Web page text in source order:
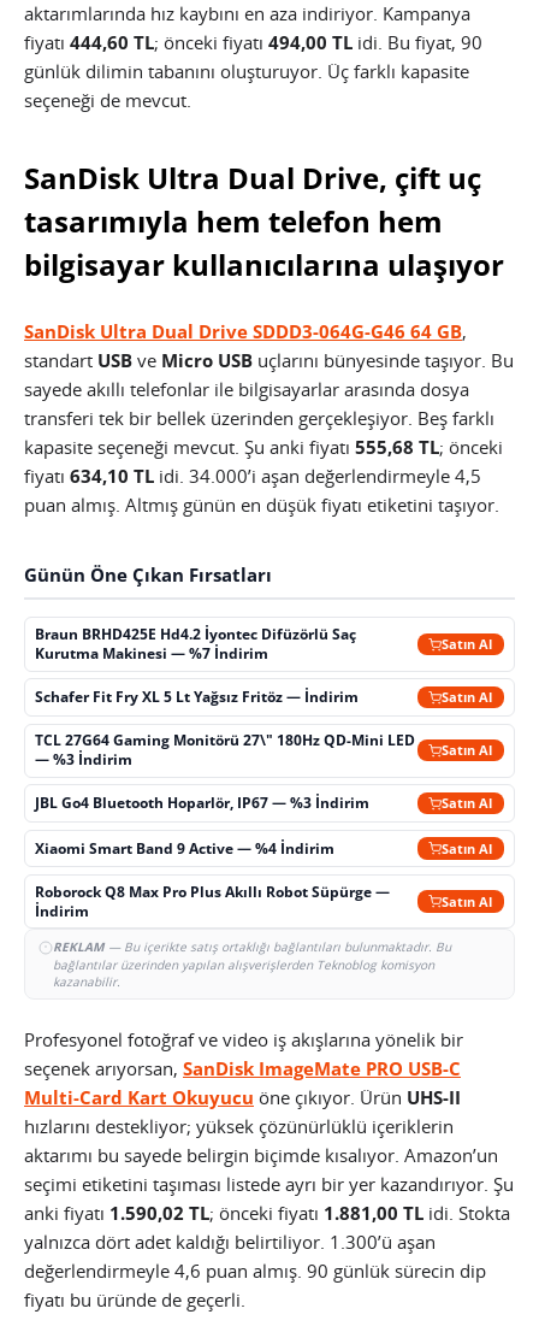
aktarımlarında hız kaybını en aza indiriyor. Kampanya
fiyatı 444,60 TL; önceki fiyatı 494,00 TL idi. Bu fiyat, 90
günlük dilimin tabanını oluşturuyor. Üç farklı kapasite
seçeneği de mevcut.
SanDisk Ultra Dual Drive, çift uç
tasarımıyla hem telefon hem
bilgisayar kullanıcılarına ulaşıyor
SanDisk Ultra Dual Drive SDDD3-064G-G46 64 GB,
standart USB ve Micro USB uçlarını bünyesinde taşıyor. Bu
sayede akıllı telefonlar ile bilgisayarlar arasında dosya
transferi tek bir bellek üzerinden gerçekleşiyor. Beş farklı
kapasite seçeneği mevcut. Şu anki fiyatı 555,68 TL; önceki
fiyatı 634,10 TL idi. 34.000’i aşan değerlendirmeyle 4,5
puan almış. Altmış günün en düşük fiyatı etiketini taşıyor.
Günün Öne Çıkan Fırsatları
Braun BRHD425E Hd4.2 İyontec Difüzörlü Saç
Kurutma Makinesi — %7 İndirim
Satın Al
Schafer Fit Fry XL 5 Lt Yağsız Fritöz — İndirim Satın Al
TCL 27G64 Gaming Monitörü 27\" 180Hz QD-Mini LED
— %3 İndirim
Satın Al
JBL Go4 Bluetooth Hoparlör, IP67 — %3 İndirim Satın Al
Xiaomi Smart Band 9 Active — %4 İndirim Satın Al
Roborock Q8 Max Pro Plus Akıllı Robot Süpürge —
İndirim
Satın Al
REKLAM— Bu içerikte satış ortaklığı bağlantıları bulunmaktadır. Bu
bağlantılar üzerinden yapılan alışverişlerden Teknoblog komisyon
kazanabilir.
Profesyonel fotoğraf ve video iş akışlarına yönelik bir
seçenek arıyorsan, SanDisk ImageMate PRO USB-C
Multi-Card Kart Okuyucu öne çıkıyor. Ürün UHS-II
hızlarını destekliyor; yüksek çözünürlüklü içeriklerin
aktarımı bu sayede belirgin biçimde kısalıyor. Amazon’un
seçimi etiketini taşıması listede ayrı bir yer kazandırıyor. Şu
anki fiyatı 1.590,02 TL; önceki fiyatı 1.881,00 TL idi. Stokta
yalnızca dört adet kaldığı belirtiliyor. 1.300’ü aşan
değerlendirmeyle 4,6 puan almış. 90 günlük sürecin dip
fiyatı bu üründe de geçerli.